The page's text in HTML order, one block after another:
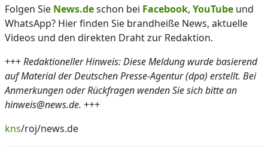
Folgen Sie News.deschon bei Facebook, YouTube und
WhatsApp? Hier finden Sie brandheiße News, aktuelle
Videos und den direkten Draht zur Redaktion.
+++Redaktioneller Hinweis: Diese Meldung wurde basierend
auf Material der Deutschen Presse-Agentur (dpa) erstellt. Bei
Anmerkungen oder Rückfragen wenden Sie sich bitte an
hinweis@news.de. +++
kns/roj/news.de